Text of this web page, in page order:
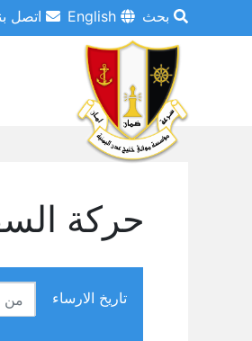
بحث English اتصل
حركة
تاريخ الارساء